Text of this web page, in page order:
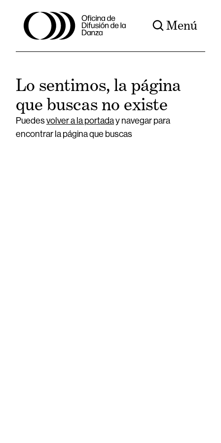
Menú
Lo sentimos, la página
que buscas no existe
Puedesvolver a la portaday navegar para
encontrar la página que buscas